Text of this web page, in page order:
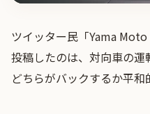
ツイッター民「Yama
投稿したのは、対向車の運
どちらがバックするか平和